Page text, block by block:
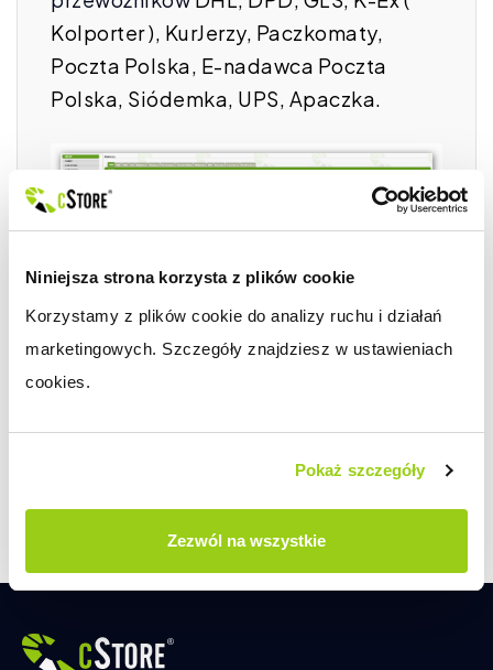
Niniejsza strona korzysta z plików cookie
Korzystamy z plików cookie do analizy ruchu i działań
marketingowych. Szczegóły znajdziesz w ustawieniach
cookies.
Pokaż szczegóły
Zezwól na wszystkie
Kolporter ), KurJerzy, Paczkomaty,
Poczta Polska, E-nadawca Poczta
Polska, Siódemka, UPS, Apaczka.